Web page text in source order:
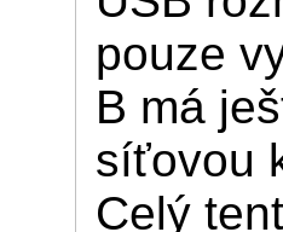
pouze
B má
síťovou
Celý